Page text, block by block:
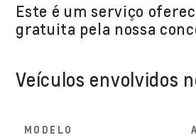
Este é um serviço
gratuita pela nossa
Veículos envolvidos
MODELO